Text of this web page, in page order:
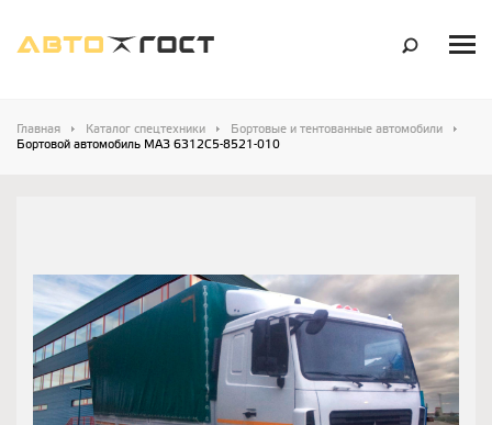
Главная Каталог спецтехники
Бортовые и тентованные автомобили
Бортовой автомобиль МАЗ 6312С5-8521-010